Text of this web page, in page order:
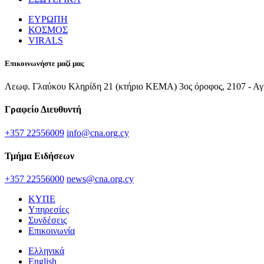
ΕΥΡΩΠΗ
ΚΟΣΜΟΣ
VIRALS
Επικοινωνήστε μαζί μας
Λεωφ. Γλαύκου Κληρίδη 21 (κτήριο ΚΕΜΑ) 3ος όροφος, 2107 -
Γραφείο Διευθυντή
+357 22556009 info@cna.org.cy
Τμήμα Ειδήσεων
+357 22556000 news@cna.org.cy
ΚΥΠΕ
Υπηρεσίες
Συνδέσεις
Επικοινωνία
Ελληνικά
English